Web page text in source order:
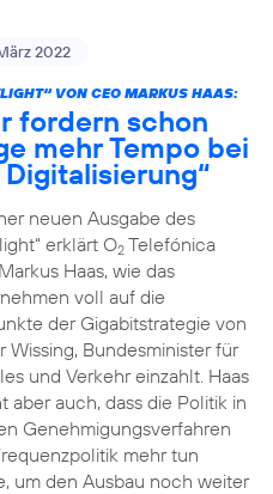
2022
VON CEO MARKUS HAAS:
fordern schon
mehr Tempo bei
neuen Ausgabe des
erklärt O2Telefónica
Haas, wie das
voll auf die
der Gigabitstrategie von
Wissing, Bundesminister für
und Verkehr einzahlt. Haas
aber auch, dass die Politik in
Genehmigungsverfahren
mehr tun
um den Ausbau noch weiter